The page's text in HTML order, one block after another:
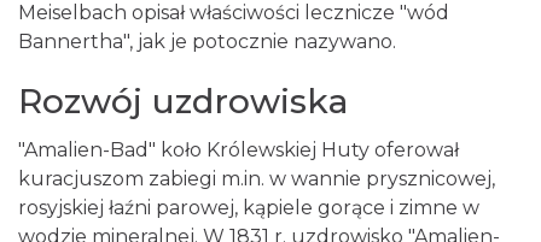
Meiselbach opisał właściwości lecznicze "wód
Bannertha", jak je potocznie nazywano.
Rozwój uzdrowiska
"Amalien-Bad" koło Królewskiej Huty oferował
kuracjuszom zabiegi m.in. w wannie prysznicowej,
rosyjskiej łaźni parowej, kąpiele gorące i zimne w
wodzie mineralnej. W 1831 r. uzdrowisko "Amalien-